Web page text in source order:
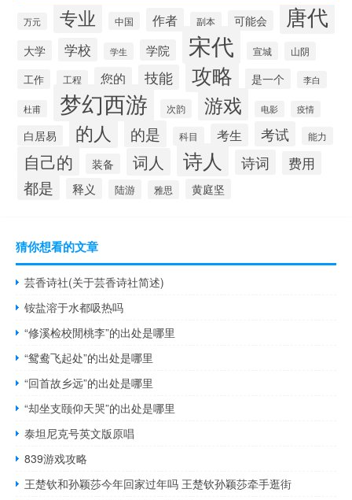
万元 专业 中国 作者 副本 可能会 唐代
大学 学校 学生 学院 宋代 宣城 山阴
工作 工程 您的 技能 攻略 是一个 李白
杜甫 梦幻西游 次韵 游戏 电影 疫情
白居易 的人 的是 科目 考生 考试 能力
自己的 装备 词人 诗人 诗词 费用
都是 释义 陆游 雅思 黄庭坚
猜你想看的文章
芸香诗社(关于芸香诗社简述)
铵盐溶于水都吸热吗
“修溪检校閒桃李”的出处是哪里
“鸳鸯飞起处”的出处是哪里
“回首故乡远”的出处是哪里
“却坐支颐仰天哭”的出处是哪里
泰坦尼克号英文版原唱
839游戏攻略
王楚钦和孙颖莎今年回家过年吗 王楚钦孙颖莎牵手逛街